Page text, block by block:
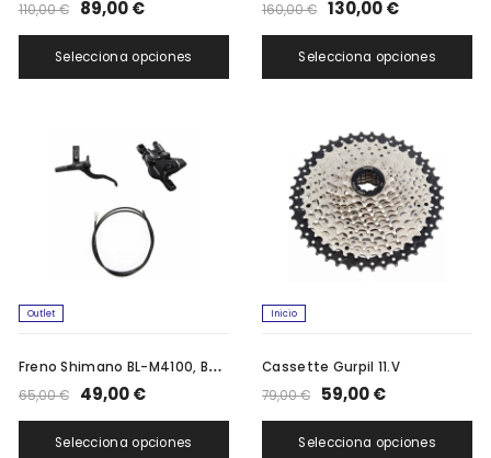
110,00 € 89,00 €
Selecciona opciones
160,00 € 130,00 €
Selecciona opciones
Outlet
F
reno Shimano BL-M4100, BR-Mt410
65,00 € 49,00 €
Selecciona opciones
Inicio
Cassette Gurpil 11.V
79,00 €
59,00 €
Selecciona opciones